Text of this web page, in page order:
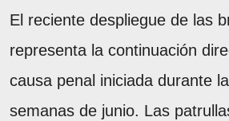
El reciente despliegue de las
representa la continuación
causa penal iniciada durante
semanas de junio. Las